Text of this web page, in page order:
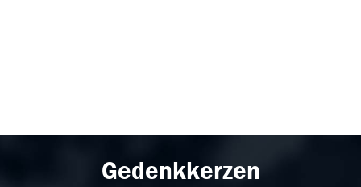
Gedenkkerzen